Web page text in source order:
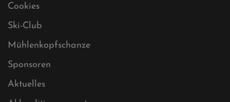
Sitemap XML
Cookies
Ski-Club
Mühlenkopfschanze
Sponsoren